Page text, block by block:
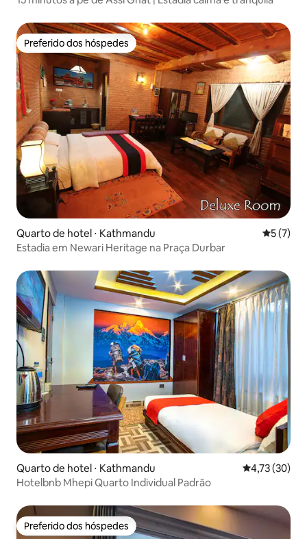
Preferido dos hóspedes
Preferido dos hóspedes
Quarto de hotel ⋅ Kathmandu 5 de
5 (7)
Estadia em Newari Heritage na Praça Durbar
Quarto de hotel ⋅ Kathmandu 4,73 de uma
4,73 (30)
Hotelbnb Mhepi Quarto Individual Padrão
Preferido dos hóspedes
Preferido dos hóspedes